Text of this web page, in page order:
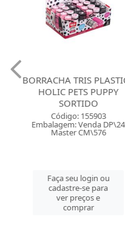
BORRACHA TRIS PLASTICA
HOLIC PETS PUPPY
SORTIDO
Código: 155903
Embalagem: Venda DP\24
Master CM\576
Faça seu login ou
cadastre-se para
ver preços e
comprar